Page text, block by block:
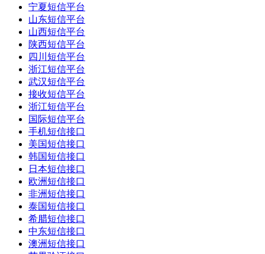
宁夏短信平台
山东短信平台
山西短信平台
陕西短信平台
四川短信平台
浙江短信平台
武汉短信平台
接收短信平台
浙江短信平台
国际短信平台
手机短信接口
美国短信接口
韩国短信接口
日本短信接口
欧洲短信接口
非洲短信接口
泰国短信接口
希腊短信接口
中东短信接口
澳洲短信接口